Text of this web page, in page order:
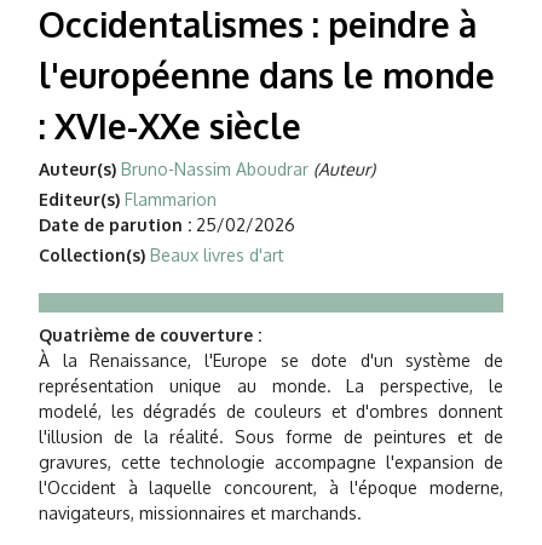
Occidentalismes : peindre à
l'européenne dans le monde
: XVIe-XXe siècle
Auteur(s) Bruno-Nassim Aboudrar (Auteur)
Editeur(s) Flammarion
Date de parution : 25/02/2026
Collection(s) Beaux livres d'art
Quatrième de couverture :
À la Renaissance, l'Europe se dote d'un système de
représentation unique au monde. La perspective, le
modelé, les dégradés de couleurs et d'ombres donnent
l'illusion de la réalité. Sous forme de peintures et de
gravures, cette technologie accompagne l'expansion de
l'Occident à laquelle concourent, à l'époque moderne,
navigateurs, missionnaires et marchands.